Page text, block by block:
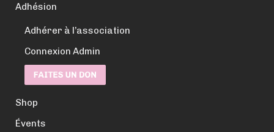
Adhésion
Adhérer à l’association
Connexion Admin
Shop
Évents